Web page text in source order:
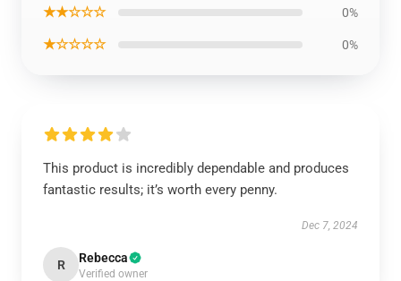
★★☆☆☆ 0%
★☆☆☆☆ 0%
This product is incredibly dependable and produces
fantastic results; it’s worth every penny.
Dec 7, 2024
R Rebecca
Verified owner